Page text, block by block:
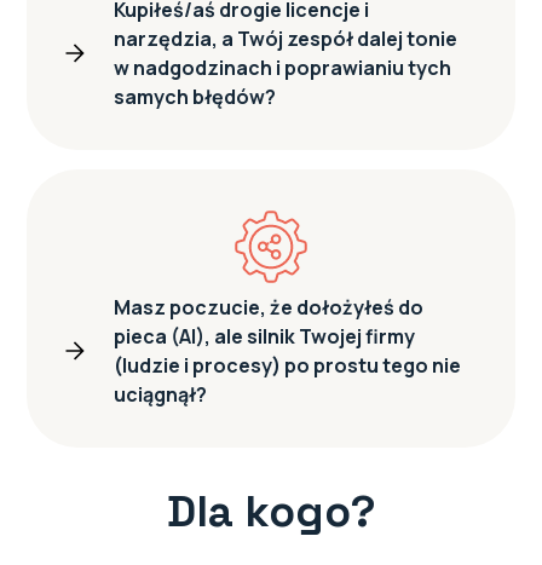
Kupiłeś/aś drogie licencje i
narzędzia, a Twój zespół dalej tonie
w nadgodzinach i poprawianiu tych
samych błędów?
Masz poczucie, że dołożyłeś do
pieca (AI), ale silnik Twojej firmy
(ludzie i procesy) po prostu tego nie
uciągnął?
Dla kogo?